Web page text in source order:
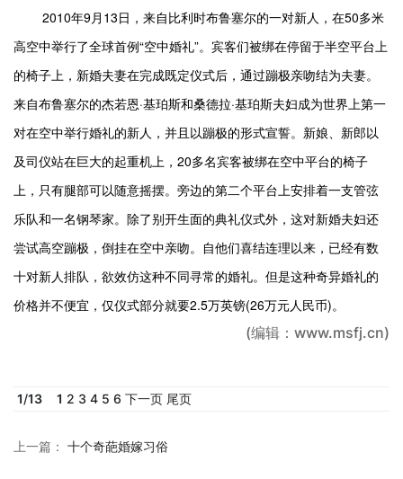
2010年9月13日，来自比利时布鲁塞尔的一对新人，在50多米
高空中举行了全球首例“空中婚礼”。宾客们被绑在停留于半空平台上
的椅子上，新婚夫妻在完成既定仪式后，通过蹦极亲吻结为夫妻。
来自布鲁塞尔的杰若恩·基珀斯和桑德拉·基珀斯夫妇成为世界上第一
对在空中举行婚礼的新人，并且以蹦极的形式宣誓。新娘、新郎以
及司仪站在巨大的起重机上，20多名宾客被绑在空中平台的椅子
上，只有腿部可以随意摇摆。旁边的第二个平台上安排着一支管弦
乐队和一名钢琴家。除了别开生面的典礼仪式外，这对新婚夫妇还
尝试高空蹦极，倒挂在空中亲吻。自他们喜结连理以来，已经有数
十对新人排队，欲效仿这种不同寻常的婚礼。但是这种奇异婚礼的
价格并不便宜，仅仪式部分就要2.5万英镑(26万元人民币)。
(编辑：www.msfj.cn)
1/13 1 2 3 4 5 6 下一页 尾页
上一篇 ： 十个奇葩婚嫁习俗